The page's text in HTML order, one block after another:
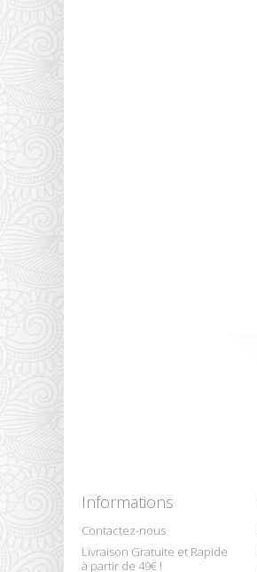
Informations
Contactez-nous
Livraison Gratuite et Rapide
à partir de 49€ !